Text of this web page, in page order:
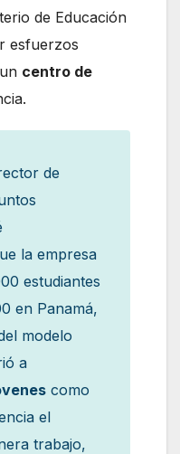
de Educación
esfuerzos
centro de
de
la empresa
estudiantes
en Panamá,
modelo
a
como
el
trabajo,